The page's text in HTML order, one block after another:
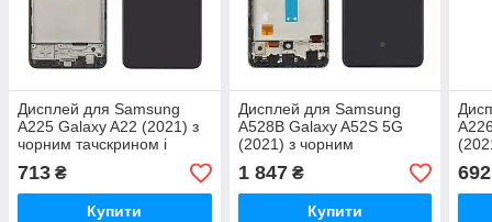
Дисплей для Samsung
A225 Galaxy A22 (2021) з
чорним тачскрином і
713 ₴
Купити
Дисплей для Samsung
A528B Galaxy A52S 5G
(2021) з чорним
тачскрином і корпусною
рамкою OLED
1 847₴
Купити
692